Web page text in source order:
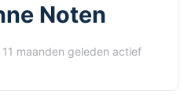
Noten
11 maanden geleden actief